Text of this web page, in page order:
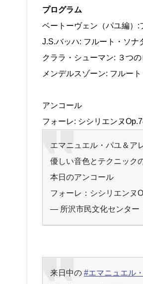
プログラム
ベートーヴェン（パユ編）:
J.S.バッハ: フルート・ソナ
クララ・シューマン: ３つ
メンデルスゾーン: フルー
アンコール
フォーレ: シシリエンヌ
エマニュエル・パユ＆ア
優しい音色とテクニック
本日のアンコール
フォーレ：シシリエンヌ
— 所沢市民文化センター
来日中の #エマニュエル